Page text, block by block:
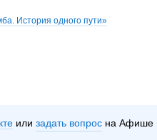
История одного пути»
задать вопрос на Афише